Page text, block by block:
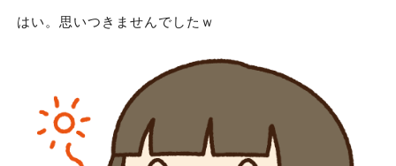
はい。思いつきませんでしたｗ